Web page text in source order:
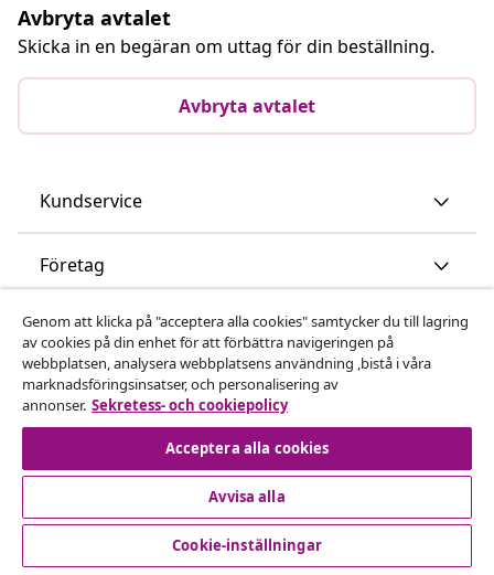
Avbryta avtalet
Skicka in en begäran om uttag för din beställning.
Avbryta avtalet
Kundservice
Företag
vidaXL
Upptäck mer
© 2008-2026 vidaXL www.vidaxl.se är en webbshop från
Genom att klicka på "acceptera alla cookies" samtycker du till lagring
av cookies på din enhet för att förbättra navigeringen på
webbplatsen, analysera webbplatsens användning ,bistå i våra
marknadsföringsinsatser, och personalisering av
annonser. Sekretess- och cookiepolicy
Acceptera alla cookies
Avvisa alla
Cookie-inställningar